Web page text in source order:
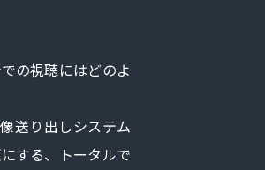
の視聴にはどのよ
送り出しシステム
する、トータルで